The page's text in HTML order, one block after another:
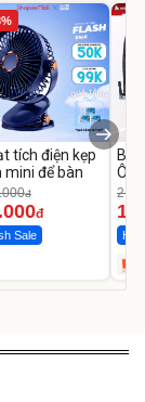
tích điện kẹp
mini để bàn
đ
đ
Sale
Ô
Hot